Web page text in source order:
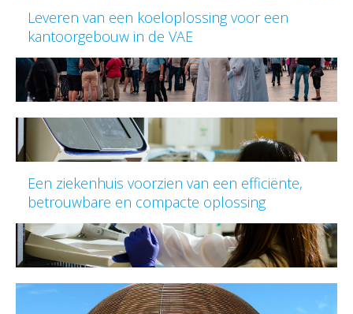
Leveren van een koeloplossing voor een
kantoorgebouw in de VAE
Een ziekenhuis voorzien van een efficiënte,
betrouwbare en compacte oplossing